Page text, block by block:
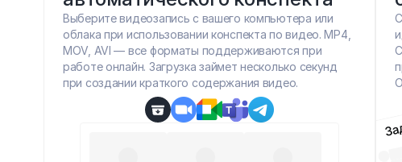
Выберите видеозапись с вашего компьютера или
облака при использовании конспекта по видео. MP4,
MOV, AVI — все форматы поддерживаются при
работе онлайн. Загрузка займет несколько секунд
при создании краткого содержания видео.